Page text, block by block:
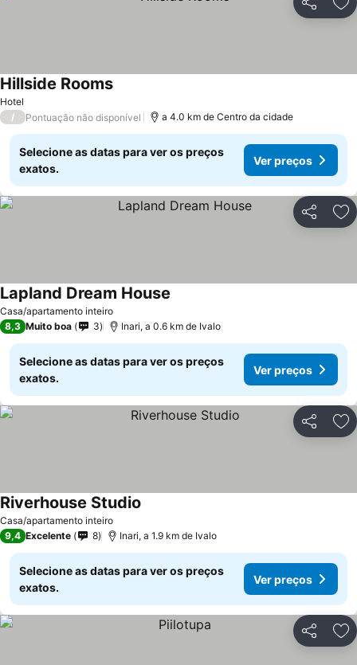
Partilhar
Hotel
Hillside Rooms
/ Pontuação não disponível a 4.0 km de Centro da cidade
Selecione as datas para ver os preços
exatos.
Ver preços
Partilhar
Casa/apartamento inteiro
Lapland Dream House
8,3 Muito boa 3 Inari, a 0.6 km de Ivalo
Selecione as datas para ver os preços
exatos.
Ver preços
Partilhar
Casa/apartamento inteiro
Riverhouse Studio
9,4 Excelente 8 Inari, a 1.9 km de Ivalo
Selecione as datas para ver os preços
exatos.
Ver preços
Partilhar